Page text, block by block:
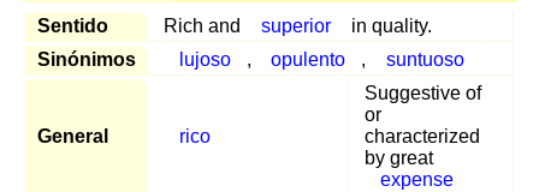
Sentido Rich and superior
in quality.
Sinónimos
lujoso , opulento , suntuoso
General rico
Suggestive of
or
characterized
by great
expense